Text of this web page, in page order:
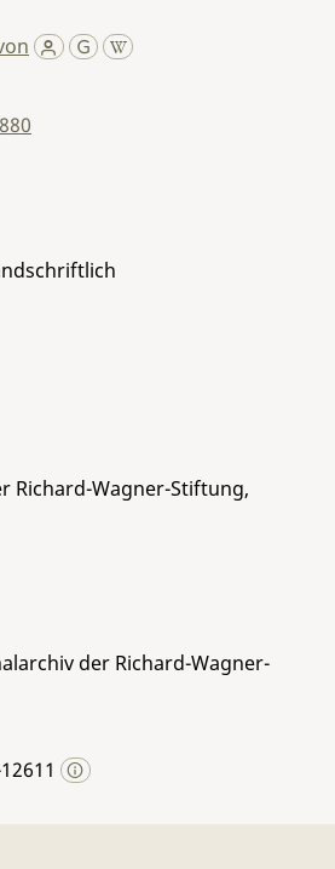
Richard-Wagner-Stiftung,
der Richard-Wagner-